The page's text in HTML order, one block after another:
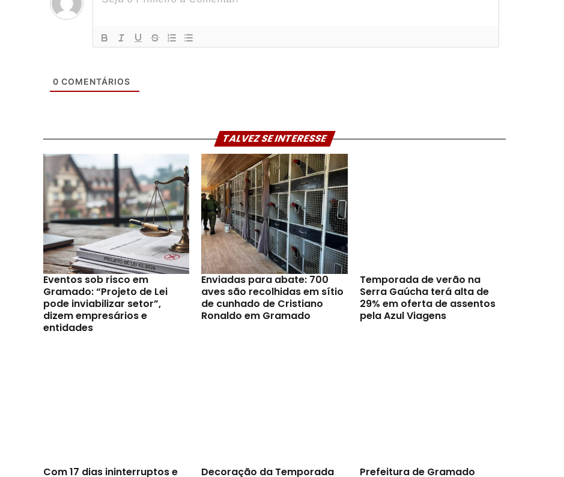
0 COMENTÁRIOS
TALVEZ SE INTERESSE
Eventos sob risco em
Gramado: “Projeto de Lei
pode inviabilizar setor”,
dizem empresários e
entidades
Enviadas para abate: 700
aves são recolhidas em sítio
de cunhado de Cristiano
Ronaldo em Gramado
Temporada de verão na
Serra Gaúcha terá alta de
29% em oferta de assentos
pela Azul Viagens
Com 17 dias ininterruptos e Decoração da Temporada Prefeitura de Gramado